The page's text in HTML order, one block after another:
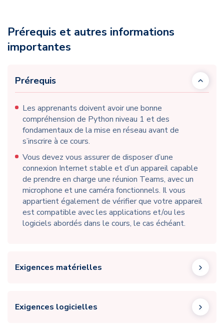
Prérequis et autres informations
importantes
Prérequis
Les apprenants doivent avoir une bonne
compréhension de Python niveau 1 et des
fondamentaux de la mise en réseau avant de
s’inscrire à ce cours.
Vous devez vous assurer de disposer d’une
connexion Internet stable et d’un appareil capable
de prendre en charge une réunion Teams, avec un
microphone et une caméra fonctionnels. Il vous
appartient également de vérifier que votre appareil
est compatible avec les applications et/ou les
logiciels abordés dans le cours, le cas échéant.
Exigences matérielles
Exigences logicielles